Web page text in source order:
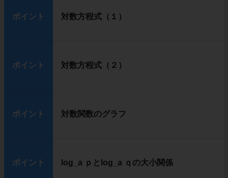
ポイント 対数方程式（１）
ポイント 対数方程式（２）
ポイント 対数関数のグラフ
ポイント log_a ｐとlog_a ｑの大小関係